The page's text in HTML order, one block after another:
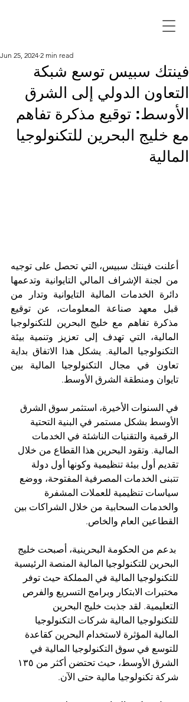
فينتك سبيس توسع شبكة
التعاون الدولي إلى الشرق
الأوسط: توقيع مذكرة تفاهم
مع خليج البحرين للتكنولوجيا
المالية
Jun 25, 2024 2 min read
تايوان ومنطقة الشرق الأوسط.
في السنوات الأخيرة، استثمر سوق الشرق
الأوسط بشكل مستمر في البنية التحتية
الرقمية والتقنيات الناشئة في الخدمات
المالية. وتقود البحرين هذا القطاع من خلال
تقديم أول بيئة تنظيمية وكونها أول دولة
تتبنى الخدمات المصرفية المفتوحة، ووضع
سياسات تنظيمية للعملات المشفرة
والخدمات السحابية من خلال الشراكات بين
القطاعين العام والخاص.
بدعم من الحكومة البحرينية، أصبحت خليج
البحرين للتكنولوجيا المالية المنصة الرئيسية
للتكنولوجيا المالية في المملكة حيث توفر
مختبرات الابتكار وبرامج التسريع والفرص
التعليمية. لقد جذبت خليج البحرين
للتكنولوجيا المالية شركات التكنولوجيا
المالية المؤثرة لاستخدام البحرين كقاعدة
للتوسع في سوق التكنولوجيا المالية في
شركة تكنولوجيا مالية حتى الآن.